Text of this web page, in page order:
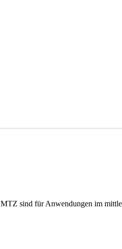
sind für Anwendungen im